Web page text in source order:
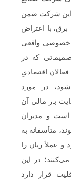
این شرکت ضمن
با اعتراض
خصوصی واقعی
که در
اقتصادیِ
در مورد
بار مالی آن
است و مدیران
متأسفانه به
عملاً زیان را
در این
قرار دارد